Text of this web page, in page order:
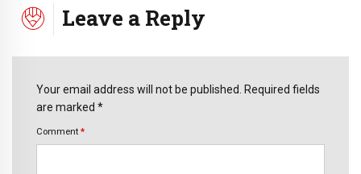
Leave a Reply
Your email address will not be published. Required fields
are marked *
Comment *